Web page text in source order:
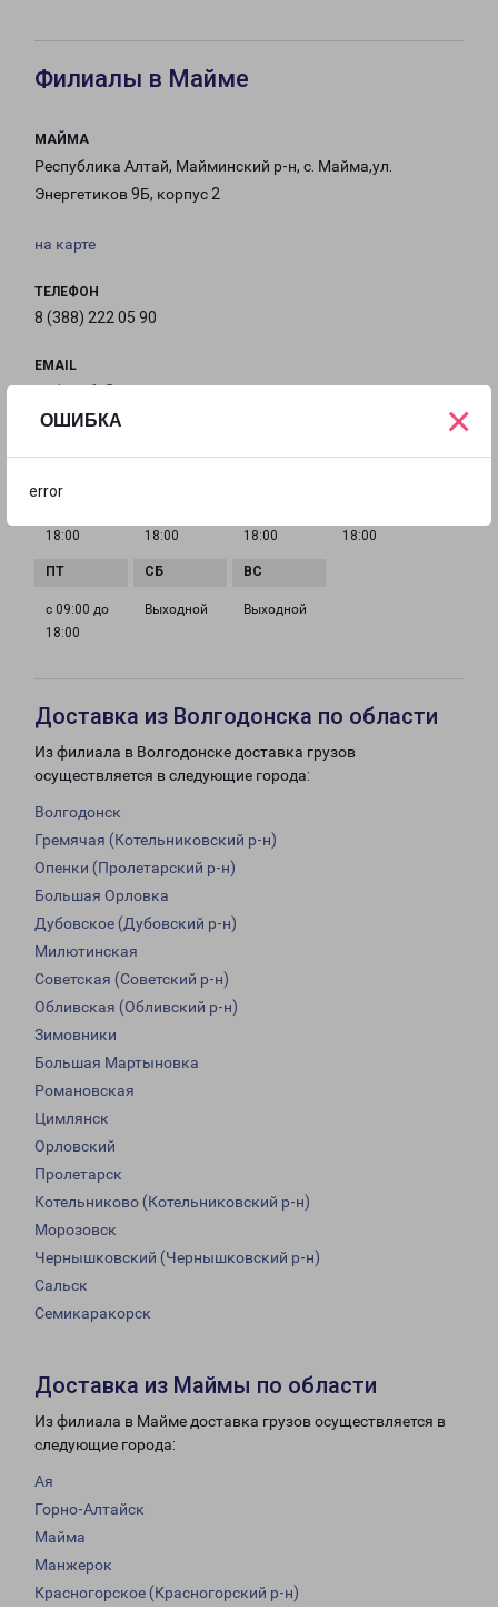
ОШИБКА
error
×
Филиалы в Майме
МАЙМА
Республика Алтай, Майминский р-н, с. Майма,ул.
Энергетиков 9Б, корпус 2
на карте
ТЕЛЕФОН
8 (388) 222 05 90
EMAIL
maima-fr@pecom.ru
18:00
18:00
18:00
18:00
с 09:00 до
18:00
Выходной Выходной
Доставка из Волгодонска по области
Из филиала в Волгодонске доставка грузов
осуществляется в следующие города:
Волгодонск
Гремячая (Котельниковский р-н)
Опенки (Пролетарский р-н)
Большая Орловка
Дубовское (Дубовский р-н)
Милютинская
Советская (Советский р-н)
Обливская (Обливский р-н)
Зимовники
Большая Мартыновка
Романовская
Цимлянск
Орловский
Пролетарск
Котельниково (Котельниковский р-н)
Морозовск
Чернышковский (Чернышковский р-н)
Сальск
Семикаракорск
Доставка из Маймы по области
Из филиала в Майме доставка грузов осуществляется в
следующие города:
Ая
Горно-Алтайск
Майма
Манжерок
Красногорское (Красногорский р-н)